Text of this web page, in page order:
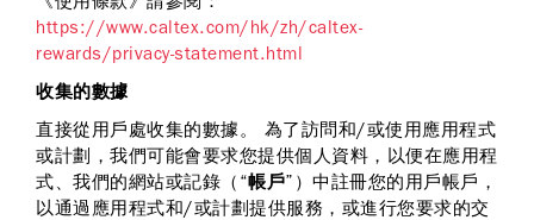
https://www.caltex.com/hk/zh/caltex-
rewards/privacy-statement.html
收集的數據
直接從用戶處收集的數據。 為了訪問和/或使用應用程式
或計劃，我們可能會要求您提供個人資料，以便在應用程
式、我們的網站或記錄（“帳戶”）中註冊您的用戶帳戶，
以通過應用程式和/或計劃提供服務，或進行您要求的交